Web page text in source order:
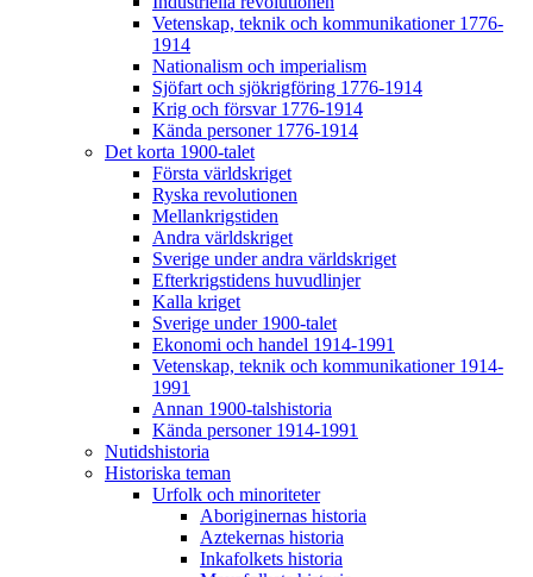
Vetenskap, teknik och kommunikationer 1776-
1914
Nationalism och imperialism
Sjöfart och sjökrigföring 1776-1914
Krig och försvar 1776-1914
Kända personer 1776-1914
Det korta 1900-talet
Första världskriget
Ryska revolutionen
Mellankrigstiden
Andra världskriget
Sverige under andra världskriget
Efterkrigstidens huvudlinjer
Kalla kriget
Sverige under 1900-talet
Ekonomi och handel 1914-1991
Vetenskap, teknik och kommunikationer 1914-
1991
Annan 1900-talshistoria
Kända personer 1914-1991
Nutidshistoria
Historiska teman
Urfolk och minoriteter
Aboriginernas historia
Aztekernas historia
Inkafolkets historia